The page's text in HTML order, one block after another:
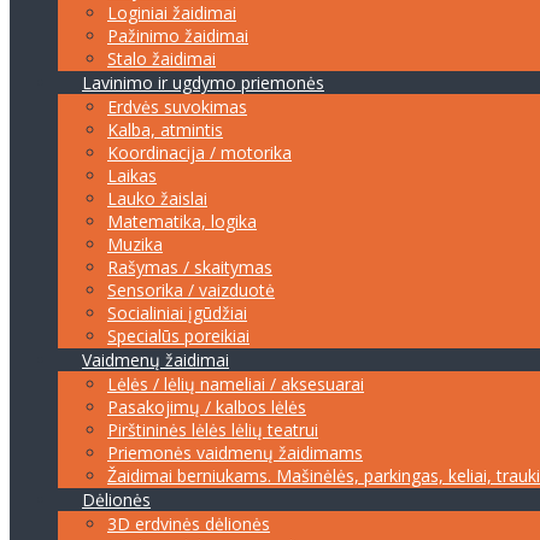
Loginiai žaidimai
Pažinimo žaidimai
Stalo žaidimai
Lavinimo ir ugdymo priemonės
Erdvės suvokimas
Kalba, atmintis
Koordinacija / motorika
Laikas
Lauko žaislai
Matematika, logika
Muzika
Rašymas / skaitymas
Sensorika / vaizduotė
Socialiniai įgūdžiai
Specialūs poreikiai
Vaidmenų žaidimai
Lėlės / lėlių nameliai / aksesuarai
Pasakojimų / kalbos lėlės
Pirštininės lėlės lėlių teatrui
Priemonės vaidmenų žaidimams
Žaidimai berniukams. Mašinėlės, parkingas, keliai,
Dėlionės
3D erdvinės dėlionės